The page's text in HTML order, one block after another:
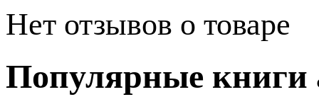
Нет отзывов о товаре
Популярные книги